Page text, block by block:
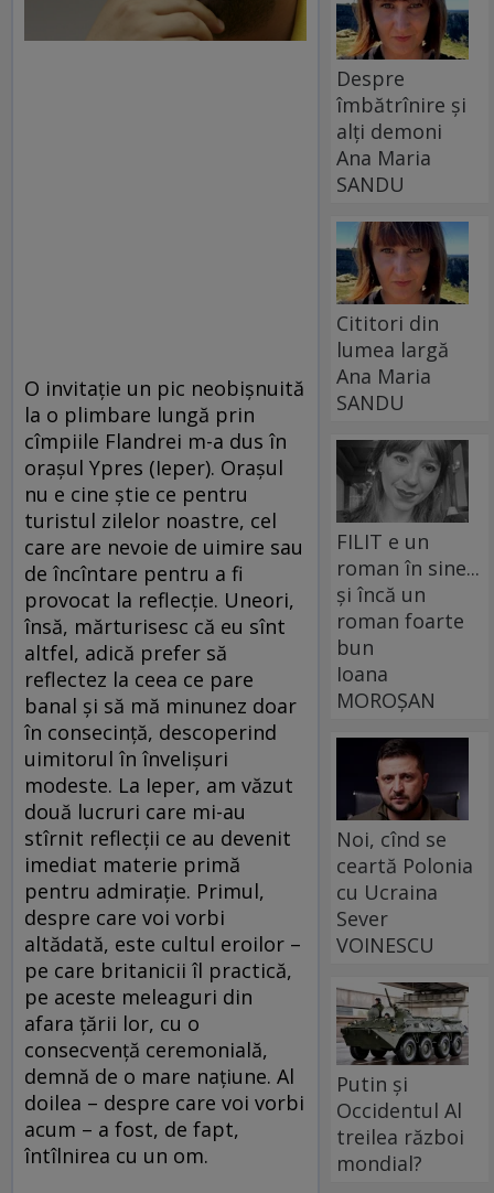
O invitaţie un pic neobişnuită
la o plimbare lungă prin
cîmpiile Flandrei m-a dus în
oraşul Ypres (Ieper). Oraşul
nu e cine ştie ce pentru
turistul zilelor noastre, cel
care are nevoie de uimire sau
de încîntare pentru a fi
provocat la reflecţie. Uneori,
însă, mărturisesc că eu sînt
altfel, adică prefer să
reflectez la ceea ce pare
banal şi să mă minunez doar
în consecinţă, descoperind
uimitorul în învelişuri
modeste. La Ieper, am văzut
două lucruri care mi-au
stîrnit reflecţii ce au devenit
imediat materie primă
pentru admiraţie. Primul,
despre care voi vorbi
altădată, este cultul eroilor –
pe care britanicii îl practică,
pe aceste meleaguri din
afara ţării lor, cu o
consecvenţă ceremonială,
demnă de o mare naţiune. Al
doilea – despre care voi vorbi
acum – a fost, de fapt,
întîlnirea cu un om.
Despre
îmbătrînire și
alți demoni
Ana Maria
SANDU
Cititori din
lumea largă
Ana Maria
SANDU
FILIT e un
roman în sine...
și încă un
roman foarte
bun
Ioana
MOROȘAN
Noi, cînd se
ceartă Polonia
cu Ucraina
Sever
VOINESCU
Putin și
Occidentul Al
treilea război
mondial?